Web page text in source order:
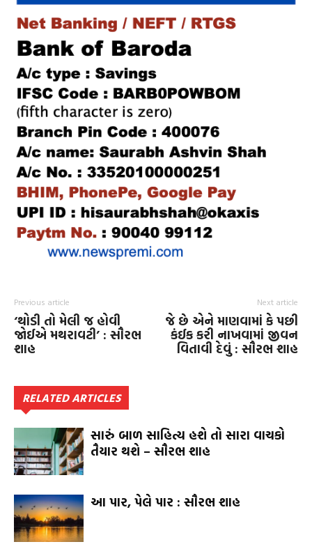
Previous article
‘થોડી તો મેલી જ હોવી
જોઈએ મથરાવટી’ : સૌરભ
શાહ
Next article
જે છે એને માણવામાં કે પછી
કંઈક કરી નાખવામાં જીવન
વિતાવી દેવું : સૌરભ શાહ
RELATED ARTICLES
સારું બાળ સાહિત્ય હશે તો સારા વાચકો
તૈયાર થશે – સૌરભ શાહ
આ પાર, પેલે પાર : સૌરભ શાહ